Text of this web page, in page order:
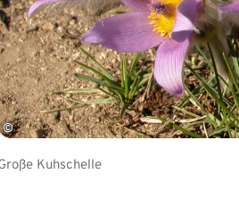
©
Kuhschelle